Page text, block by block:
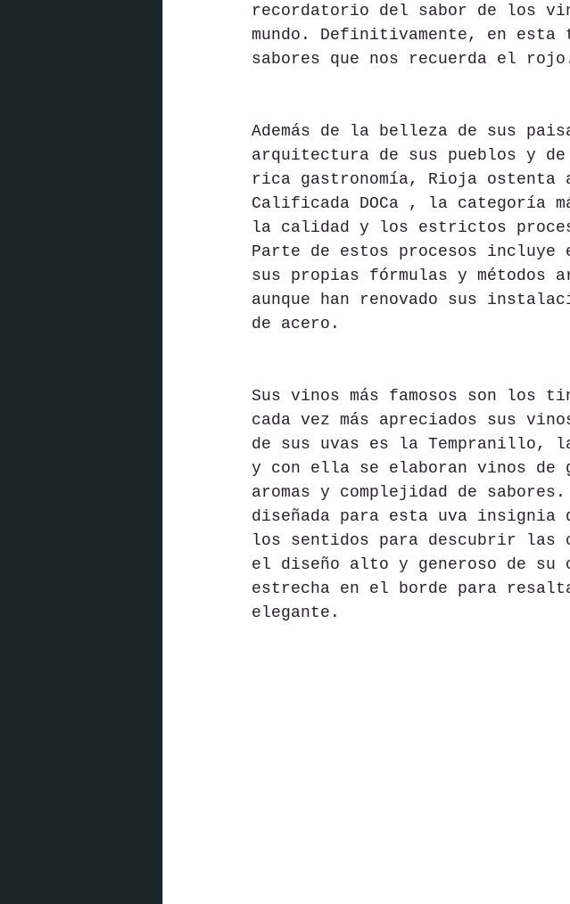
recordatorio del sabor de los
mundo. Definitivamente, en
sabores que nos recuerda el
Además de la belleza de sus
arquitectura de sus pueblos y
rica gastronomía, Rioja ostenta
Calificada DOCa , la categoría
la calidad y los estrictos
Parte de estos procesos incluye
sus propias fórmulas y métodos
aunque han renovado sus
de acero.
Sus vinos más famosos son los
cada vez más apreciados sus
de sus uvas es la Tempranillo,
y con ella se elaboran vinos de
aromas y complejidad de
diseñada para esta uva insignia
los sentidos para descubrir las
el diseño alto y generoso de su
estrecha en el borde para
elegante.